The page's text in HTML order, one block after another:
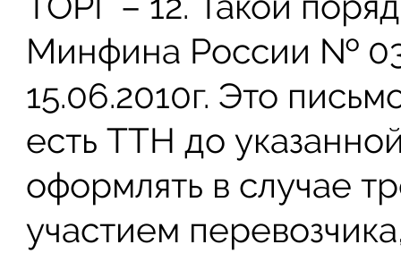
Минфина России №
15.06.2010г. Это
есть ТТН до
оформлять в случае
участием